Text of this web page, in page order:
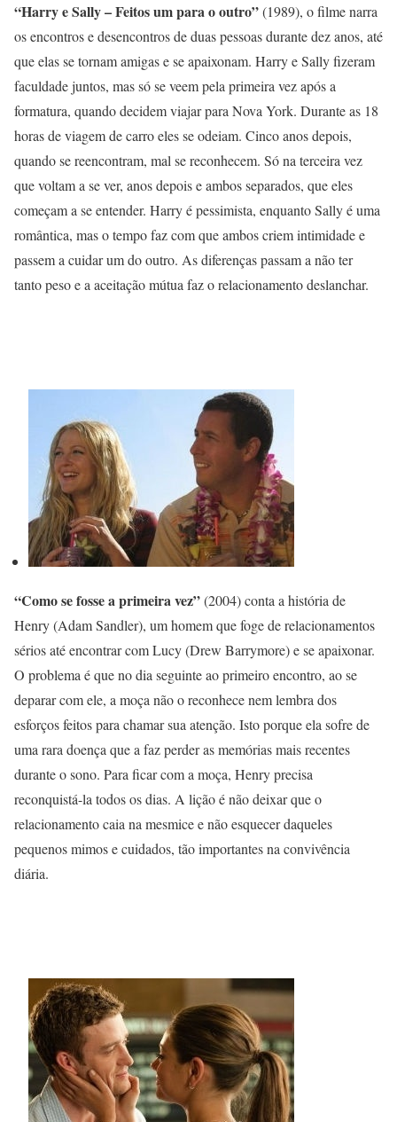
“Harry e Sally – Feitos um para o outro”(1989), o filme narra
os encontros e desencontros de duas pessoas durante dez anos, até
que elas se tornam amigas e se apaixonam. Harry e Sally fizeram
faculdade juntos, mas só se veem pela primeira vez após a
formatura, quando decidem viajar para Nova York. Durante as 18
horas de viagem de carro eles se odeiam. Cinco anos depois,
quando se reencontram, mal se reconhecem. Só na terceira vez
que voltam a se ver, anos depois e ambos separados, que eles
começam a se entender. Harry é pessimista, enquanto Sally é uma
romântica, mas o tempo faz com que ambos criem intimidade e
passem a cuidar um do outro. As diferenças passam a não ter
tanto peso e a aceitação mútua faz o relacionamento deslanchar.
“Como se fosse a primeira vez”(2004) conta a história de
Henry (Adam Sandler), um homem que foge de relacionamentos
sérios até encontrar com Lucy (Drew Barrymore) e se apaixonar.
O problema é que no dia seguinte ao primeiro encontro, ao se
deparar com ele, a moça não o reconhece nem lembra dos
esforços feitos para chamar sua atenção. Isto porque ela sofre de
uma rara doença que a faz perder as memórias mais recentes
durante o sono. Para ficar com a moça, Henry precisa
reconquistá-la todos os dias. A lição é não deixar que o
relacionamento caia na mesmice e não esquecer daqueles
pequenos mimos e cuidados, tão importantes na convivência
diária.